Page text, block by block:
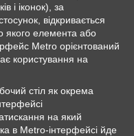
і іконок), за
відкривається
якого елемента або
Metro орієнтований
користування на
стіл як окрема
на який
в Metro-інтерфейсі йде